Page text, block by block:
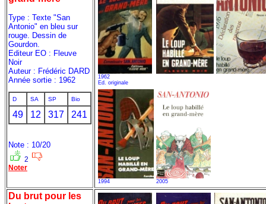
Type : Texte "San
Antonio" en bleu sur
rouge. Dessin de
Gourdon.
Editeur EO : Fleuve
Noir
Auteur : Frédéric DARD
Année sortie : 1962
D SA SP Bio
49 12 317 241
Note : 10/20
2
Noter
1962
Ed. originale
1994 2005
Du brut pour les